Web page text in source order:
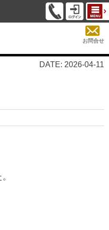
お問合せ
DATE: 2026-04-11
。